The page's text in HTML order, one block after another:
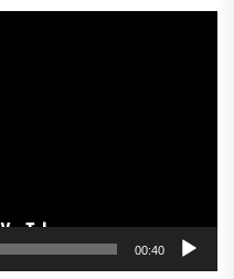
00:40